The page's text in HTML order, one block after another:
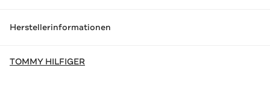
Herstellerinformationen
TOMMY HILFIGER